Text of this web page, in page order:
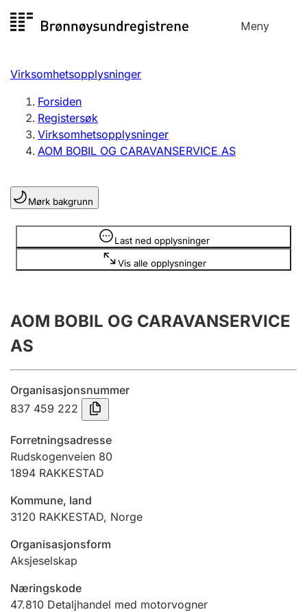
til
Meny
Registersøk
Aksjeselskap
Enkeltpersonforetak
Registrere, endre, slette
Lag og forening
Registrere, endre, slette
Årsregnskap
Innsending og forsinkelsesgebyr
Tinglysing
Jeger
Betaling og jegeravgiftskort
Ektepaktveileder
Offentlig sektor
Virksomhetsopplysninger
Forsiden
Registersøk
Virksomhetsopplysninger
AOM BOBIL OG CARAVANSERVICE AS
Mørk bakgrunn
Last ned opplysninger
Vis alle opplysninger
Opplysninger er skjult
AOM BOBIL OG CARAVANSERVICE
AS
Organisasjonsnummer
837 459 222
Forretningsadresse
Rudskogenveien 80
1894 RAKKESTAD
Kommune, land
3120 RAKKESTAD, Norge
Organisasjonsform
Aksjeselskap
Næringskode
47.810 Detaljhandel med motorvogner